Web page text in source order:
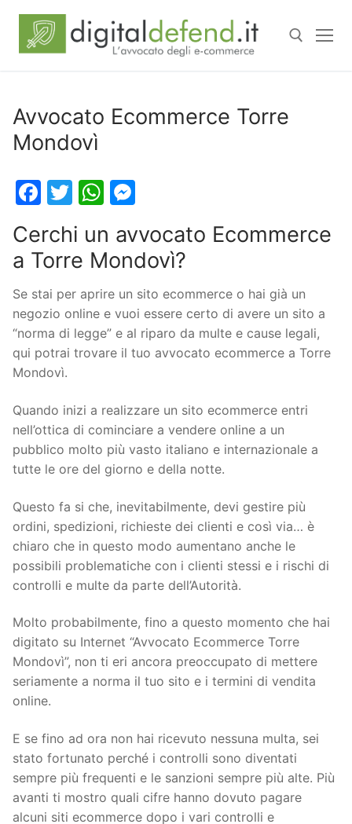
Avvocato Ecommerce Torre
Mondovì
Facebook
TwitterWhatsApp
Cerchi un avvocato Ecommerce
a Torre Mondovì?
Se stai per aprire un sito ecommerce o hai già un
negozio online e vuoi essere certo di avere un sito a
“norma di legge” e al riparo da multe e cause legali,
qui potrai trovare il tuo avvocato ecommerce a Torre
Mondovì.
Quando inizi a realizzare un sito ecommerce entri
nell’ottica di cominciare a vendere online a un
pubblico molto più vasto italiano e internazionale a
tutte le ore del giorno e della notte.
Questo fa si che, inevitabilmente, devi gestire più
ordini, spedizioni, richieste dei clienti e così via… è
chiaro che in questo modo aumentano anche le
possibili problematiche con i clienti stessi e i rischi di
controlli e multe da parte dell’Autorità.
Molto probabilmente, fino a questo momento che hai
digitato su Internet “Avvocato Ecommerce Torre
Mondovì”, non ti eri ancora preoccupato di mettere
seriamente a norma il tuo sito e i termini di vendita
online.
E se fino ad ora non hai ricevuto nessuna multa, sei
stato fortunato perché i controlli sono diventati
sempre più frequenti e le sanzioni sempre più alte. Più
avanti ti mostro quali cifre hanno dovuto pagare
alcuni siti ecommerce dopo i vari controlli e